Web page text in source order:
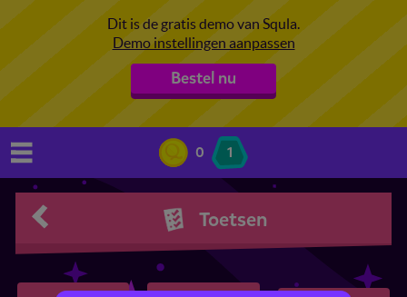
Dit is de gratis demo van Squla.
Demo instellingen aanpassen
Bestel nu
0 1
Toetsen